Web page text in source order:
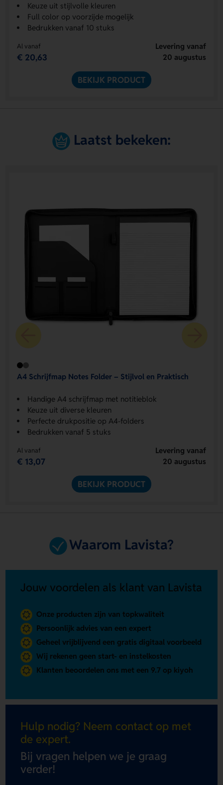
Keuze uit stijlvolle kleuren
Full color op voorzijde mogelijk
Bedrukken vanaf 10 stuks
Al vanaf
€ 20,63
Levering vanaf
20 augustus
BEKIJK PRODUCT
Laatst bekeken:
A4 Schrijfmap Notes Folder – Stijlvol en Praktisch
Handige A4 schrijfmap met notitieblok
Keuze uit diverse kleuren
Perfecte drukpositie op A4-folders
Bedrukken vanaf 5 stuks
Al vanaf
€ 13,07
Levering vanaf
20 augustus
BEKIJK PRODUCT
Waarom Lavista?
Jouw voordelen als klant van Lavista
Onze producten zijn van topkwaliteit
Persoonlijk advies van een expert
Geheel vrijblijvend een gratis digitaal voorbeeld
Wij rekenen geen start- en instelkosten
Klanten beoordelen ons met een 9.7 op kiyoh
Hulp nodig? Neem contact op met
de expert.
Bij vragen helpen we je graag
verder!